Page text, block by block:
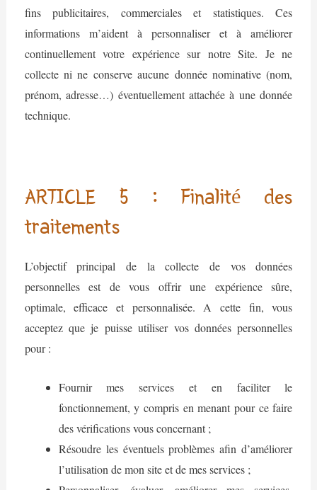
fins publicitaires, commerciales et statistiques. Ces
informations m’aident à personnaliser et à améliorer
continuellement votre expérience sur notre Site. Je ne
collecte ni ne conserve aucune donnée nominative (nom,
prénom, adresse…) éventuellement attachée à une donnée
technique.
ARTICLE 5 : Finalité des
traitements
L’objectif principal de la collecte de vos données
personnelles est de vous offrir une expérience sûre,
optimale, efficace et personnalisée. A cette fin, vous
acceptez que je puisse utiliser vos données personnelles
pour :
Fournir mes services et en faciliter le
fonctionnement, y compris en menant pour ce faire
des vérifications vous concernant ;
Résoudre les éventuels problèmes afin d’améliorer
l’utilisation de mon site et de mes services ;